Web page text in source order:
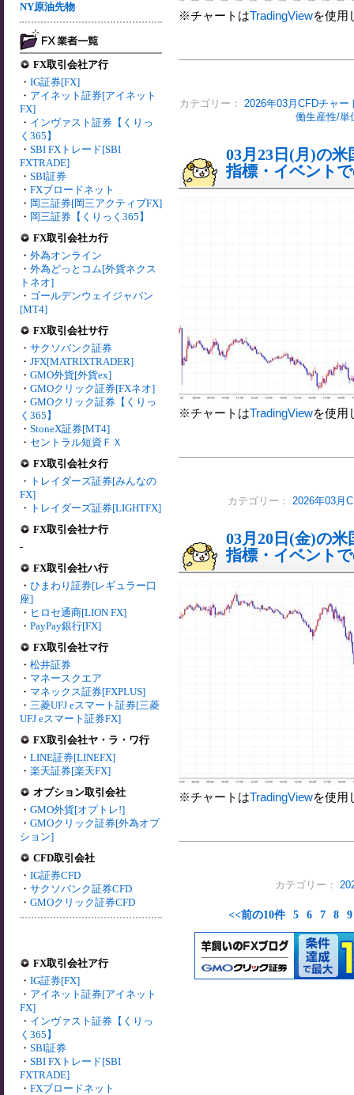
NY原油先物
FX取引会社ア行
・ IG証券[FX]
・ アイネット証券[アイネット
FX]
・ インヴァスト証券【くりっ
く365】
・ SBI FXトレード[SBI
FXTRADE]
・ SBI証券
・ FXブロードネット
・ 岡三証券[岡三アクティブFX]
・ 岡三証券【くりっく365】
FX取引会社カ行
・ 外為オンライン
・ 外為どっとコム[外貨ネクス
トネオ]
・ ゴールデンウェイジャパン
[MT4]
FX取引会社サ行
・ サクソバンク証券
・ JFX[MATRIXTRADER]
・ GMO外貨[外貨ex]
・ GMOクリック証券[FXネオ]
・ GMOクリック証券【くりっ
く365】
・ StoneX証券[MT4]
・ セントラル短資ＦＸ
FX取引会社タ行
・ トレイダーズ証券[みんなの
FX]
・ トレイダーズ証券[LIGHTFX]
FX取引会社ナ行
-
FX取引会社ハ行
・ ひまわり証券[レギュラー口
座]
・ ヒロセ通商[LION FX]
・ PayPay銀行[FX]
FX取引会社マ行
・ 松井証券
・ マネースクエア
・ マネックス証券[FXPLUS]
・ 三菱UFJ eスマート証券[三菱
UFJ eスマート証券FX]
FX取引会社ヤ・ラ・ワ行
・ LINE証券[LINEFX]
・ 楽天証券[楽天FX]
オプション取引会社
・ GMO外貨[オプトレ!]
・ GMOクリック証券[外為オプ
ション]
CFD取引会社
・ IG証券CFD
・ サクソバンク証券CFD
・ GMOクリック証券CFD
FX取引会社ア行
・ IG証券[FX]
・ アイネット証券[アイネット
FX]
・ インヴァスト証券【くりっ
く365】
・ SBI証券
・ SBI FXトレード[SBI
FXTRADE]
・ FXブロードネット
※チャートはTradingViewを使用
カテゴリー： 2026年03月CFDチャー
働生産性/単
03月23日(月)の
指標・イベント
※チャートはTradingViewを使用
カテゴリー： 2026年03月
03月20日(金)の
指標・イベント
※チャートはTradingViewを使用
カテゴリー：
<<前の10件 5 6 7 8 9